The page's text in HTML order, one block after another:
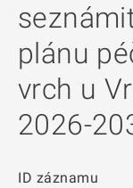
plánu
vrch u
2026-
ID záznamu